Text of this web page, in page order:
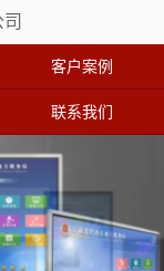
客户案例
联系我们